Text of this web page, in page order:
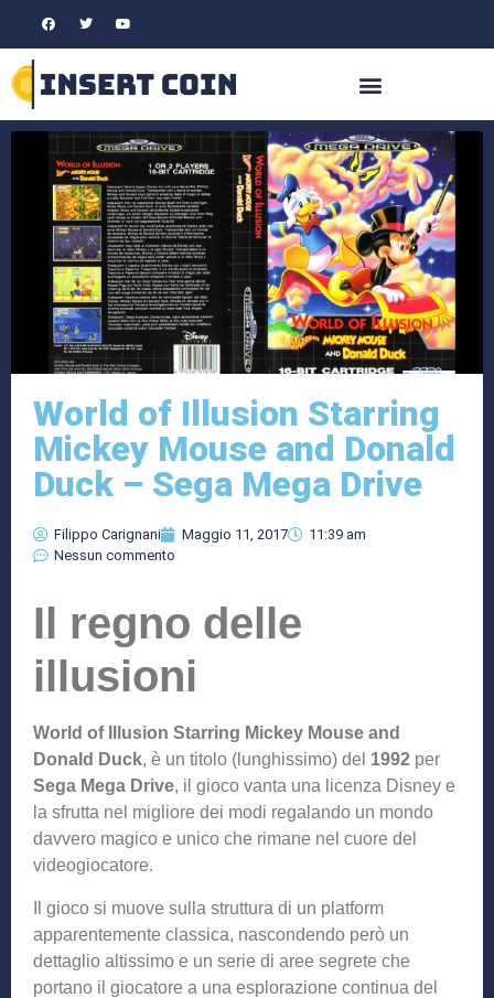
World of Illusion Starring
Mickey Mouse and Donald
Duck – Sega Mega Drive
Filippo Carignani Maggio 11, 2017
11:39 am
Nessun commento
Il regno delle
illusioni
World of Illusion Starring Mickey Mouse and
Donald Duck, è un titolo (lunghissimo) del 1992 per
Sega Mega Drive, il gioco vanta una licenza Disney e
la sfrutta nel migliore dei modi regalando un mondo
davvero magico e unico che rimane nel cuore del
videogiocatore.
Il gioco si muove sulla struttura di un platform
apparentemente classica, nascondendo però un
dettaglio altissimo e un serie di aree segrete che
portano il giocatore a una esplorazione continua del